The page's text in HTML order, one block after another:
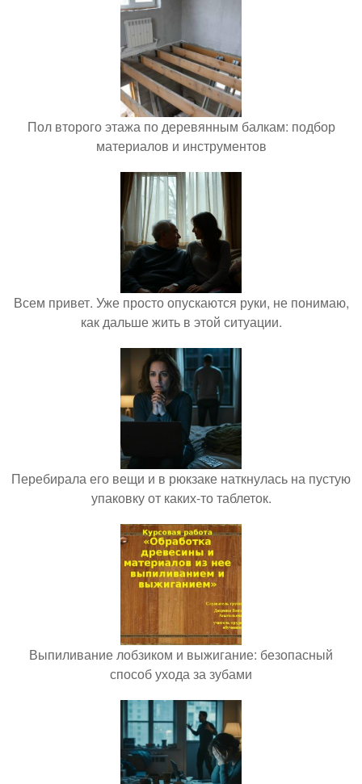
Пол второго этажа по деревянным балкам: подбор
материалов и инструментов
Всем привет. Уже просто опускаются руки, не понимаю,
как дальше жить в этой ситуации.
Перебирала его вещи и в рюкзаке наткнулась на пустую
упаковку от каких-то таблеток.
Выпиливание лобзиком и выжигание: безопасный
способ ухода за зубами